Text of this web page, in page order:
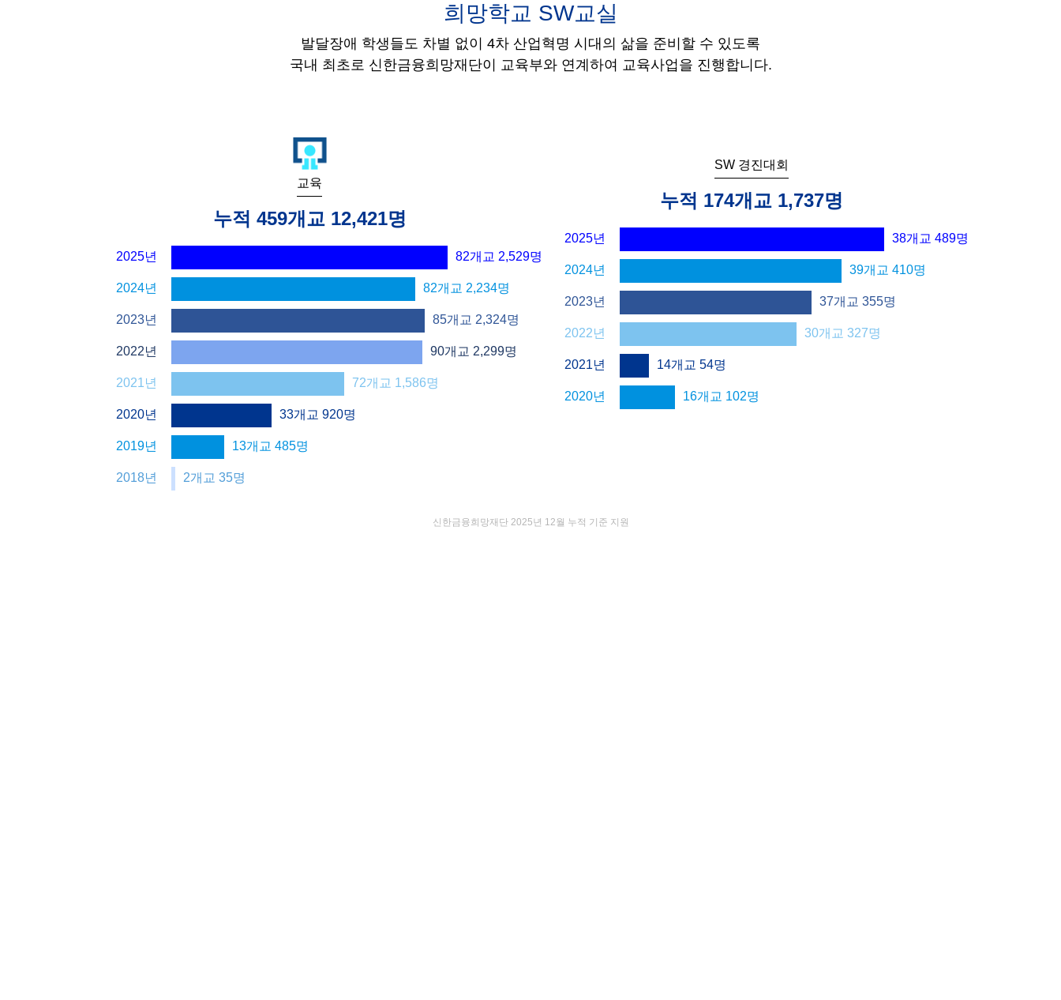
희망학교 SW교실
발달장애 학생들도 차별 없이 4차 산업혁명 시대의 삶을 준비할 수 있도록
국내 최초로 신한금융희망재단이 교육부와 연계하여 교육사업을 진행합니다.
교육
누적 459개교 12,421명
2025년 82개교 2,529명
2024년 82개교 2,234명
2023년 85개교 2,324명
2022년 90개교 2,299명
2021년 72개교 1,586명
2020년 33개교 920명
2019년 13개교 485명
2018년 2개교 35명
SW 경진대회
누적 174개교 1,737명
2025년 38개교 489명
2024년 39개교 410명
2023년 37개교 355명
2022년 30개교 327명
2021년 14개교 54명
2020년 16개교 102명
신한금융희망재단 2025년 12월 누적 기준 지원